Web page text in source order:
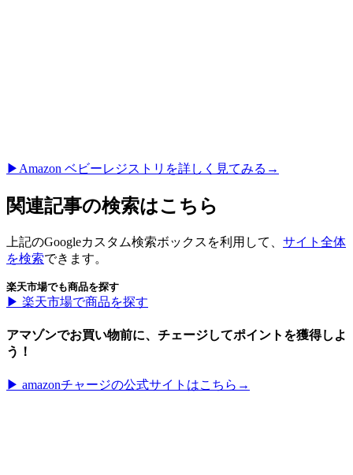
▶︎Amazon ベビーレジストリを詳しく見てみる→
関連記事の検索はこちら
上記のGoogleカスタム検索ボックスを利用して、 サイト全体
を検索できます。
楽天市場でも商品を探す
▶︎ 楽天市場で商品を探す
アマゾンでお買い物前に、チェージしてポイントを獲得しよ
う！
▶︎ amazonチャージの公式サイトはこちら→